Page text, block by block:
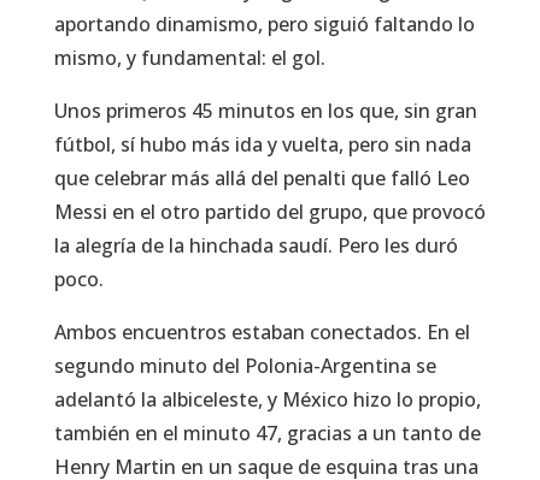
aportando dinamismo, pero siguió faltando lo
mismo, y fundamental: el gol.
Unos primeros 45 minutos en los que, sin gran
fútbol, sí hubo más ida y vuelta, pero sin nada
que celebrar más allá del penalti que falló Leo
Messi en el otro partido del grupo, que provocó
la alegría de la hinchada saudí. Pero les duró
poco.
Ambos encuentros estaban conectados. En el
segundo minuto del Polonia-Argentina se
adelantó la albiceleste, y México hizo lo propio,
también en el minuto 47, gracias a un tanto de
Henry Martin en un saque de esquina tras una